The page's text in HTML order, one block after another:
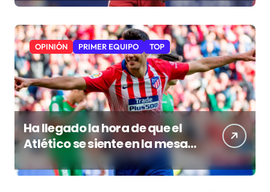
OPINIÓN PRIMER EQUIPO TOP
Ha llegado la hora de que el
Atlético se siente en la mesa
de los grandes